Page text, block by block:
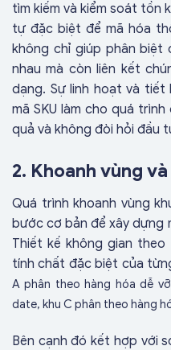
tìm kiếm và kiểm soát tồn
tự đặc biệt để mã hóa
không chỉ giúp phân biệt
nhau mà còn liên kết
dạng. Sự linh hoạt và tiết
mã SKU làm cho quá
quả và không đòi hỏi đầu
2. Khoanh vùng
Quá trình khoanh vùng
bước cơ bản để xây dựng
Thiết kế không gian
tính chất đặc biệt của
A phân theo hàng hóa dễ
date, khu C phân theo hàng
Bên cạnh đó kết hợp với